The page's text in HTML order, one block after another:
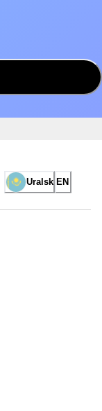
Uralsk EN